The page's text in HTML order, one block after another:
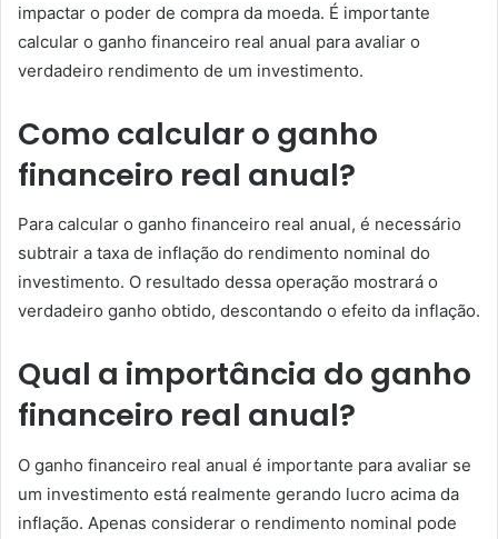
impactar o poder de compra da moeda. É importante
calcular o ganho financeiro real anual para avaliar o
verdadeiro rendimento de um investimento.
Como calcular o ganho
financeiro real anual?
Para calcular o ganho financeiro real anual, é necessário
subtrair a taxa de inflação do rendimento nominal do
investimento. O resultado dessa operação mostrará o
verdadeiro ganho obtido, descontando o efeito da inflação.
Qual a importância do ganho
financeiro real anual?
O ganho financeiro real anual é importante para avaliar se
um investimento está realmente gerando lucro acima da
inflação. Apenas considerar o rendimento nominal pode